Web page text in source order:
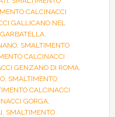
CALCINACCI
GALLICANO NEL
,
, SMALTIMENTO
CALCINACCI
GENZANO DI ROMA,
, SMALTIMENTO
CALCINACCI
GORGA,
, SMALTIMENTO